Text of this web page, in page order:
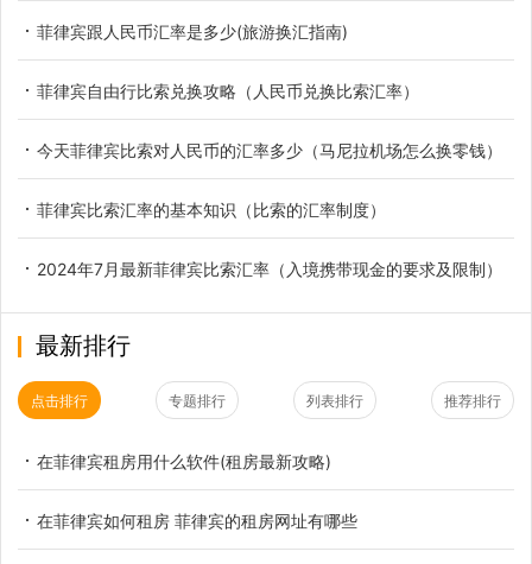
菲律宾跟人民币汇率是多少(旅游换汇指南)
菲律宾自由行比索兑换攻略（人民币兑换比索汇率）
今天菲律宾比索对人民币的汇率多少（马尼拉机场怎么换零钱）
菲律宾比索汇率的基本知识（比索的汇率制度）
2024年7月最新菲律宾比索汇率（入境携带现金的要求及限制）
最新排行
点击排行 专题排行 列表排行 推荐排行
在菲律宾租房用什么软件(租房最新攻略)
在菲律宾如何租房 菲律宾的租房网址有哪些